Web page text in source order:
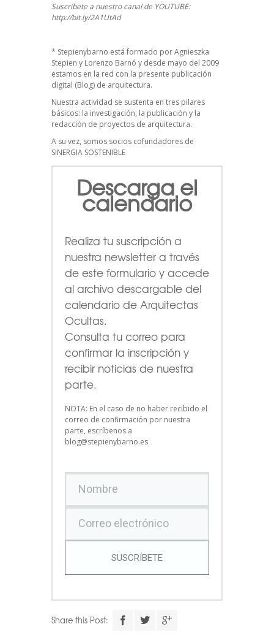
Suscríbete a nuestro canal de YOUTUBE:
http://bit.ly/2A1UtAd
* Stepienybarno está formado por Agnieszka
Stepien y Lorenzo Barnó y desde mayo del 2009
estamos en la red con la presente publicación
digital (Blog) de arquitectura.
Nuestra actividad se sustenta en tres pilares
básicos: la investigación, la publicación y la
redacción de proyectos de arquitectura.
A su vez, somos socios cofundadores de
SINERGIA SOSTENIBLE
Descarga el
calendario
Realiza tu suscripción a
nuestra newsletter a través
de este formulario y accede
al archivo descargable del
calendario de Arquitectas
Ocultas.
Consulta tu correo para
confirmar la inscripción y
recibir noticias de nuestra
parte.
NOTA: En el caso de no haber recibido el
correo de confirmación por nuestra
parte, escríbenos a
blog@stepienybarno.es
SUSCRÍBETE
Share this Post: